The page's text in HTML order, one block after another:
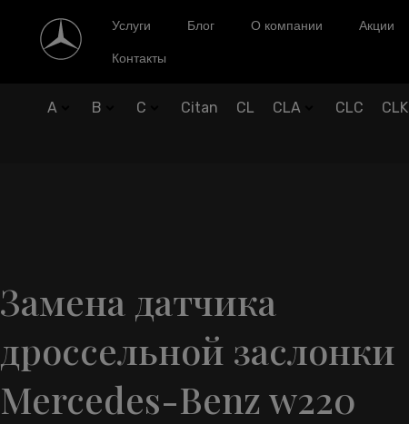
Услуги Блог О компании Акции
Контакты
A B C Citan CL CLA CLC CLK
Замена датчика
дроссельной заслонки
Mercedes-Benz w220